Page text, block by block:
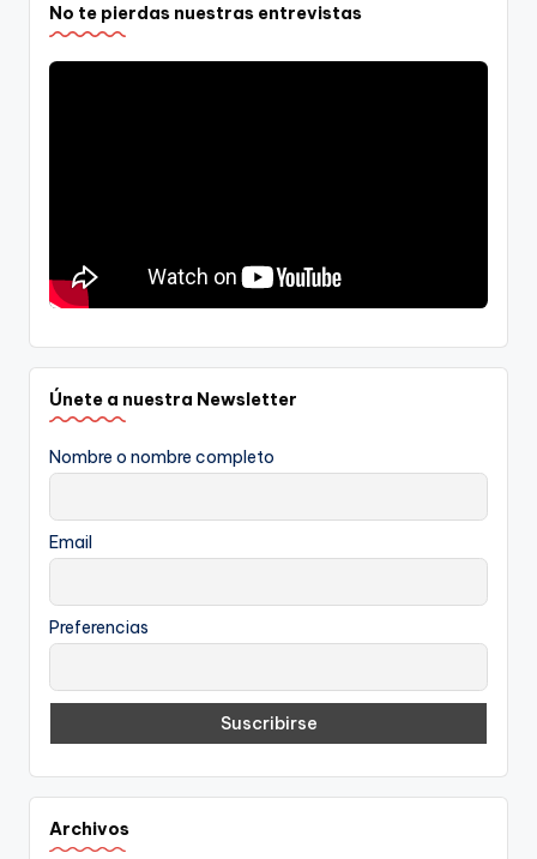
No te pierdas nuestras entrevistas
Únete a nuestra Newsletter
Nombre o nombre completo
Email
Preferencias
Archivos